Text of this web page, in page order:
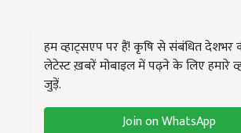
हम व्हाट्सएप पर हैं! कृषि से संबंधित देशभर
लेटेस्ट ख़बरें मोबाइल में पढ़ने के लिए हमारे
जुड़ें.
Join on WhatsApp